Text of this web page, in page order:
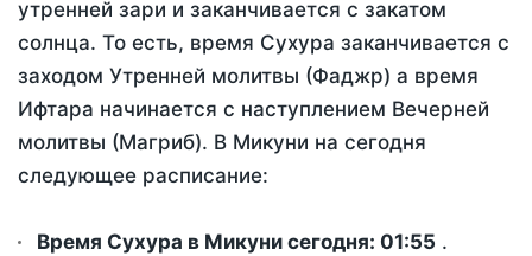
утренней зари и заканчивается с закатом
солнца. То есть, время Сухура заканчивается с
заходом Утренней молитвы (Фаджр) а время
Ифтара начинается с наступлением Вечерней
молитвы (Магриб). В Микуни на сегодня
следующее расписание:
Время Сухура в Микуни сегодня: 01:55 .